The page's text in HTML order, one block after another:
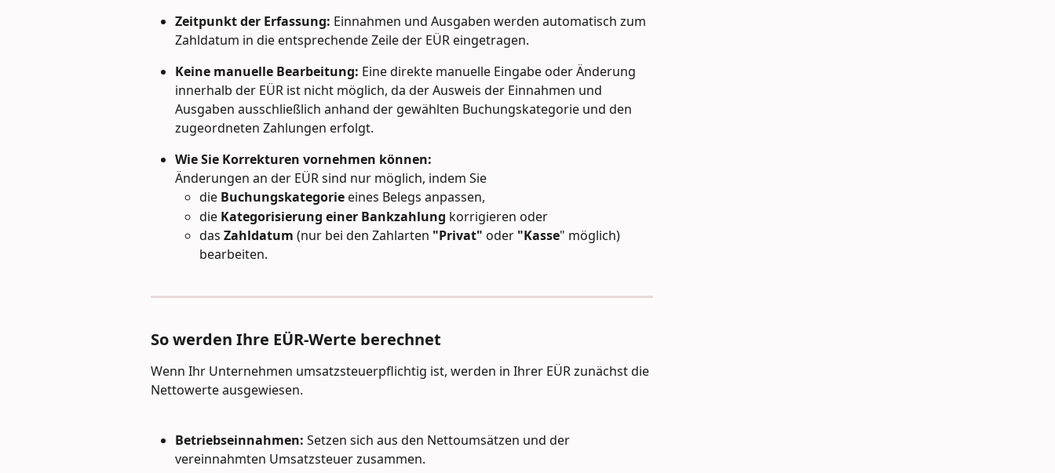
Zeitpunkt der Erfassung: Einnahmen und Ausgaben werden automatisch zum
Zahldatum in die entsprechende Zeile der EÜR eingetragen.
Keine manuelle Bearbeitung: Eine direkte manuelle Eingabe oder Änderung
innerhalb der EÜR ist nicht möglich, da der Ausweis der Einnahmen und
Ausgaben ausschließlich anhand der gewählten Buchungskategorie und den
zugeordneten Zahlungen erfolgt.
Wie Sie Korrekturen vornehmen können:
Änderungen an der EÜR sind nur möglich, indem Sie
die Buchungskategorie eines Belegs anpassen,
die Kategorisierung einer Bankzahlung korrigieren oder
das Zahldatum (nur bei den Zahlarten "Privat" oder "Kasse" möglich)
bearbeiten.
So werden Ihre EÜR-Werte berechnet
Wenn Ihr Unternehmen umsatzsteuerpflichtig ist, werden in Ihrer EÜR zunächst die
Nettowerte ausgewiesen.
Betriebseinnahmen: Setzen sich aus den Nettoumsätzen und der
vereinnahmten Umsatzsteuer zusammen.